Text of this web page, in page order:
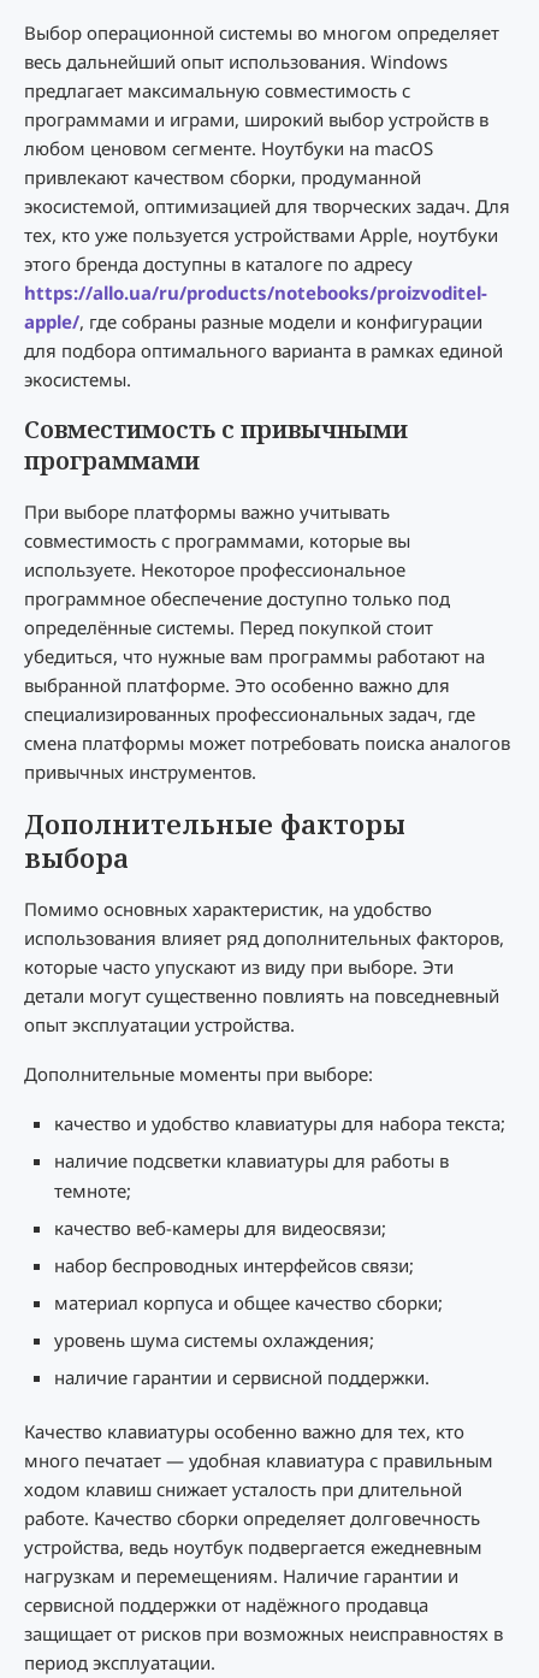
Выбор операционной системы во многом определяет
весь дальнейший опыт использования. Windows
предлагает максимальную совместимость с
программами и играми, широкий выбор устройств в
любом ценовом сегменте. Ноутбуки на macOS
привлекают качеством сборки, продуманной
экосистемой, оптимизацией для творческих задач. Для
тех, кто уже пользуется устройствами Apple, ноутбуки
этого бренда доступны в каталоге по адресу
https://allo.ua/ru/products/notebooks/proizvoditel-
apple/, где собраны разные модели и конфигурации
для подбора оптимального варианта в рамках единой
экосистемы.
Совместимость с привычными
программами
При выборе платформы важно учитывать
совместимость с программами, которые вы
используете. Некоторое профессиональное
программное обеспечение доступно только под
определённые системы. Перед покупкой стоит
убедиться, что нужные вам программы работают на
выбранной платформе. Это особенно важно для
специализированных профессиональных задач, где
смена платформы может потребовать поиска аналогов
привычных инструментов.
Дополнительные факторы
выбора
Помимо основных характеристик, на удобство
использования влияет ряд дополнительных факторов,
которые часто упускают из виду при выборе. Эти
детали могут существенно повлиять на повседневный
опыт эксплуатации устройства.
Дополнительные моменты при выборе:
качество и удобство клавиатуры для набора текста;
наличие подсветки клавиатуры для работы в
темноте;
качество веб-камеры для видеосвязи;
набор беспроводных интерфейсов связи;
материал корпуса и общее качество сборки;
уровень шума системы охлаждения;
наличие гарантии и сервисной поддержки.
Качество клавиатуры особенно важно для тех, кто
много печатает — удобная клавиатура с правильным
ходом клавиш снижает усталость при длительной
работе. Качество сборки определяет долговечность
устройства, ведь ноутбук подвергается ежедневным
нагрузкам и перемещениям. Наличие гарантии и
сервисной поддержки от надёжного продавца
защищает от рисков при возможных неисправностях в
период эксплуатации.